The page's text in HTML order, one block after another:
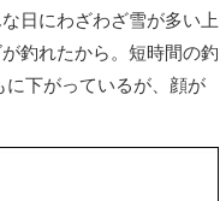
日にわざわざ雪が多い上
釣れたから。短時間の釣
下がっているが、顔が